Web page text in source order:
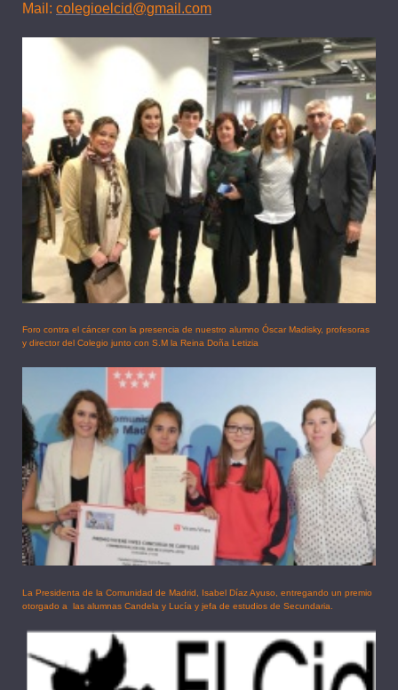
Mail: colegioelcid@gmail.com
Foro contra el cáncer con la presencia de nuestro alumno Óscar Madisky, profesoras
y director del Colegio junto con S.M la Reina Doña Letizia
La Presidenta de la Comunidad de Madrid, Isabel Díaz Ayuso, entregando un premio
otorgado a las alumnas Candela y Lucía y jefa de estudios de Secundaria.